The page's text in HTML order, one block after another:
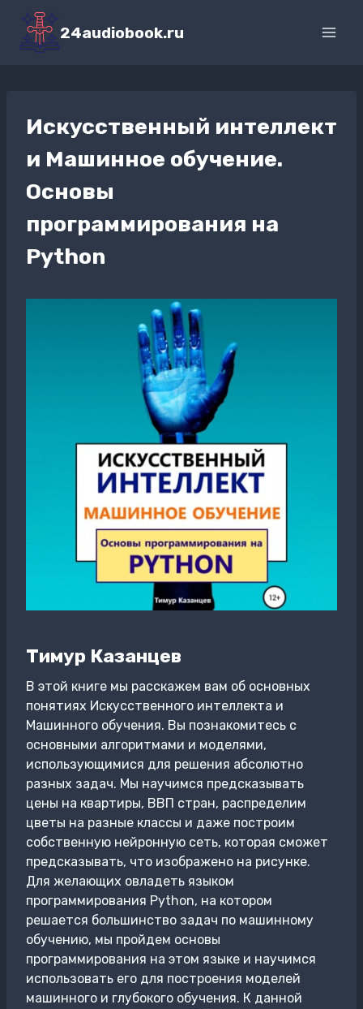
Перейти
содержимому
24audiobook.ru
Искусственный интеллект
и Машинное обучение.
Основы
программирования на
Python
Тимур Казанцев
В этой книге мы расскажем вам об основных
понятиях Искусственного интеллекта и
Машинного обучения. Вы познакомитесь с
основными алгоритмами и моделями,
использующимися для решения абсолютно
разных задач. Мы научимся предсказывать
цены на квартиры, ВВП стран, распределим
цветы на разные классы и даже построим
собственную нейронную сеть, которая сможет
предсказывать, что изображено на рисунке.
Для желающих овладеть языком
программирования Python, на котором
решается большинство задач по машинному
обучению, мы пройдем основы
программирования на этом языке и научимся
использовать его для построения моделей
машинного и глубокого обучения. К данной